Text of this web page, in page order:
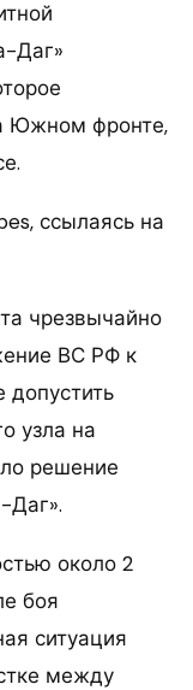
Даг»
Южном фронте,
ссылаясь на
чрезвычайно
ВС РФ к
допустить
узла на
решение
Даг».
около 2
боя
ситуация
между